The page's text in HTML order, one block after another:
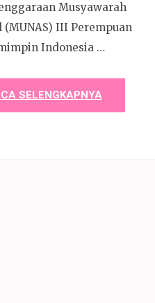
Musyawarah
(MUNAS) III Perempuan
Indonesia …
SELENGKAPNYA